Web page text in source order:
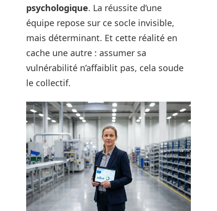
psychologique. La réussite d’une
équipe repose sur ce socle invisible,
mais déterminant. Et cette réalité en
cache une autre : assumer sa
vulnérabilité n’affaiblit pas, cela soude
le collectif.